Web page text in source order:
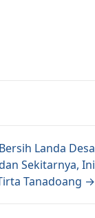
Landa Desa
Sekitarnya, Ini
Tanadoang →